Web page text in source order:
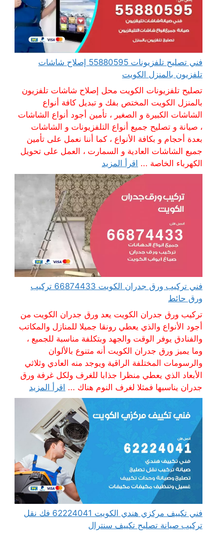
فني تصليح تلفزيونات 55880595 إصلاح شاشات
تلفزيون بالمنزل الكويت
تصليح تلفزيونات الكويت محل إصلاح شاشات تلفزيون
بالمنزل الكويت المختص بفك و تبديل كافة أنواع
الشاشات الكبيرة و الصغير ، تأمين أجود أنواع الشاشات
، صيانة و تصليح جميع أنواع التلفزيونات و الشاشات
بعدة أحجام و بكافة الأنواع ، كما أننا نعمل على تأمين
جميع الشاشات العادية و السمارت ، العمل على تحويل
الكهرباء الخاصة ... اقرأ المزيد
فني تركيب ورق جدران الكويت 66874433 تركيب
ورق حائط
تركيب ورق جدران الكويت يعد ورق جدران الكويت من
أجود الأنواع والذي يعطي رونقا جميلا للمنازل والمكاتب
والفنادق يوفر الوقت والجهد وبتكلفة مناسبة للجميع ،
وما يميز ورق جدران الكويت أنه متنوع بالألوان
والرسومات المختلفة الراقية ويوجد منه العادي وثلاثي
الأبعاد الذي يعطي منظرا جذابا للغرف ولكل غرفة ورق
جدران يناسبها فمثلا لغرف النوم هناك ... اقرأ المزيد
فني تكييف مركزي هندي الكويت 62224041 فك نقل
تركيب صيانة تصليح تكييف سنترال